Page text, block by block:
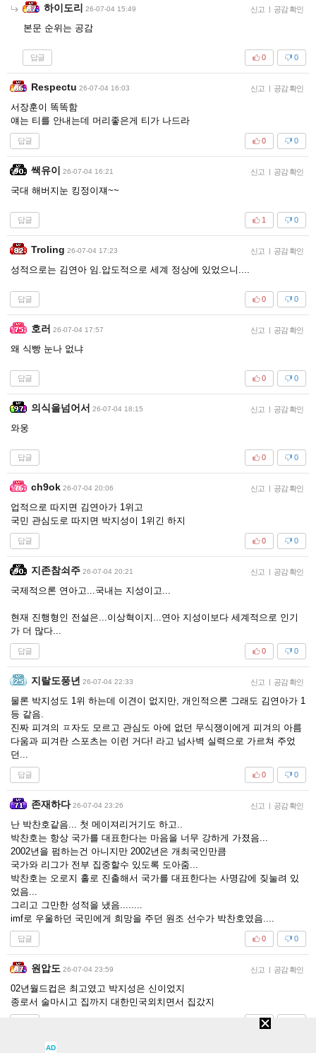
하이도리 26-07-04 15:49 신고 | 공감 확인
본문 순위는 공감
답글 0
0
Respectu 26-07-04 16:03 신고 | 공감 확인
서장훈이 똑똑함
얘는 티를 안내는데 머리좋은게 티가 나드라
답글 0
0
쌕유이 26-07-04 16:21 신고 | 공감 확인
국대 해버지눈 킹정이쟤~~
답글 0
1
Troling 26-07-04 17:23 신고 | 공감 확인
성적으로는 김연아 임.압도적으로 세계 정상에 있었으니....
답글 0
0
호러 26-07-04 17:57 신고 | 공감 확인
왜 식빵 눈나 없냐
답글 0
0
의식을넘어서 26-07-04 18:15 신고 | 공감 확인
와웅
답글 0
0
ch9ok 26-07-04 20:06 신고 | 공감 확인
업적으로 따지면 김연아가 1위고
국민 관심도로 따지면 박지성이 1위긴 하지
답글 0
0
지존참쇠주 26-07-04 20:21 신고 | 공감 확인
국제적으론 연아고...국내는 지성이고...
현재 진행형인 전설은...이상혁이지...연아 지성이보다 세계적으로 인기
가 더 많다...
답글 0
0
지랄도풍년 26-07-04 22:33 신고 | 공감 확인
물론 박지성도 1위 하는데 이견이 없지만, 개인적으론 그래도 김연아가 1
등 같음.
진짜 피겨의 ㅍ자도 모르고 관심도 아에 없던 무식쟁이에게 피겨의 아름
다움과 피겨란 스포츠는 이런 거다! 라고 넘사벽 실력으로 가르쳐 주었
던...
답글 0
0
존재하다 26-07-04 23:26 신고 | 공감 확인
난 박찬호같음... 첫 메이져리거기도 하고..
박찬호는 항상 국가를 대표한다는 마음을 너무 강하게 가졌음...
2002년을 펌하는건 아니지만 2002년은 개최국인만큼
국가와 리그가 전부 집중할수 있도록 도아줌...
박찬호는 오로지 홀로 진출해서 국가를 대표한다는 사명감에 짖눌려 있
었음...
그리고 그만한 성적을 냈음........
imf로 우울하던 국민에게 희망을 주던 원조 선수가 박찬호였음....
답글 0
0
원압도 26-07-04 23:59 신고 | 공감 확인
02년월드컵은 최고였고 박지성은 신이었지
종로서 술마시고 집까지 대한민국외치면서 집갔지
0
AD